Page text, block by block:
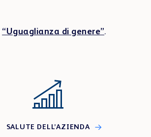
“Uguaglianza di genere”.
SALUTE DELL’AZIENDA